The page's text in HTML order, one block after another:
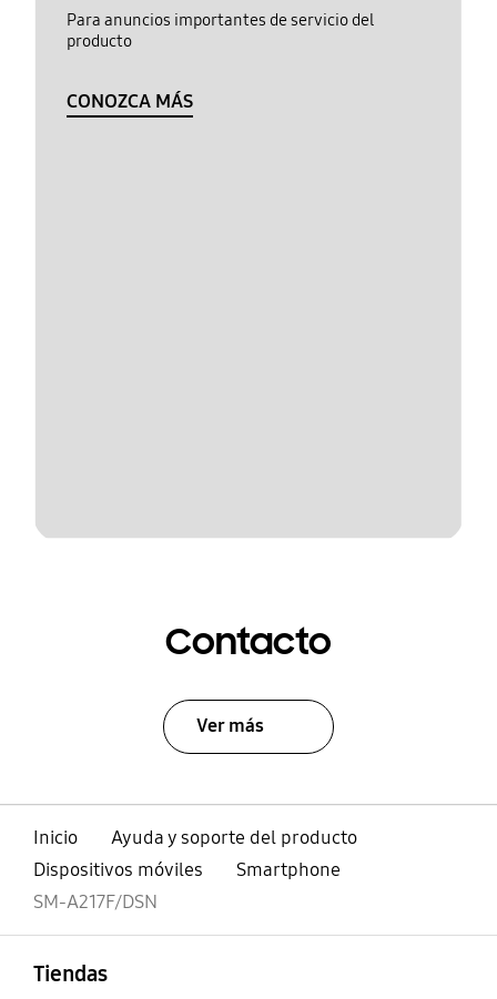
Para anuncios importantes de servicio del
producto
CONOZCA MÁS
Contacto
Ver más
Inicio
Ayuda y soporte del producto
Dispositivos móviles
Smartphone
SM-A217F/DSN
Tiendas